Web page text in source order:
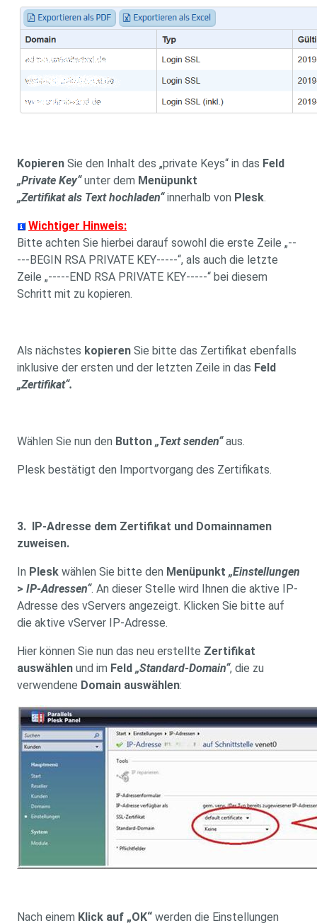
Kopieren Sie den Inhalt des „private Keys“ in das Feld
„Private Key“unter dem Menüpunkt
„Zertifikat als Text hochladen“innerhalb von Plesk.
Wichtiger Hinweis:
Bitte achten Sie hierbei darauf sowohl die erste Zeile „--
---BEGIN RSA PRIVATE KEY-----“, als auch die letzte
Zeile „-----END RSA PRIVATE KEY-----“ bei diesem
Schritt mit zu kopieren.
Als nächstes kopieren Sie bitte das Zertifikat ebenfalls
inklusive der ersten und der letzten Zeile in das Feld
„Zertifikat“.
Wählen Sie nun den Button „Text senden“aus.
Plesk bestätigt den Importvorgang des Zertifikats.
3. IP-Adresse dem Zertifikat und Domainnamen
zuweisen.
In Plesk wählen Sie bitte den Menüpunkt „Einstellungen
> IP-Adressen“. An dieser Stelle wird Ihnen die aktive IP-
Adresse des vServers angezeigt. Klicken Sie bitte auf
die aktive vServer IP-Adresse.
Hier können Sie nun das neu erstellte Zertifikat
auswählen und im Feld „Standard-Domain“, die zu
verwendene Domain auswählen:
Nach einem Klick auf „OK“ werden die Einstellungen